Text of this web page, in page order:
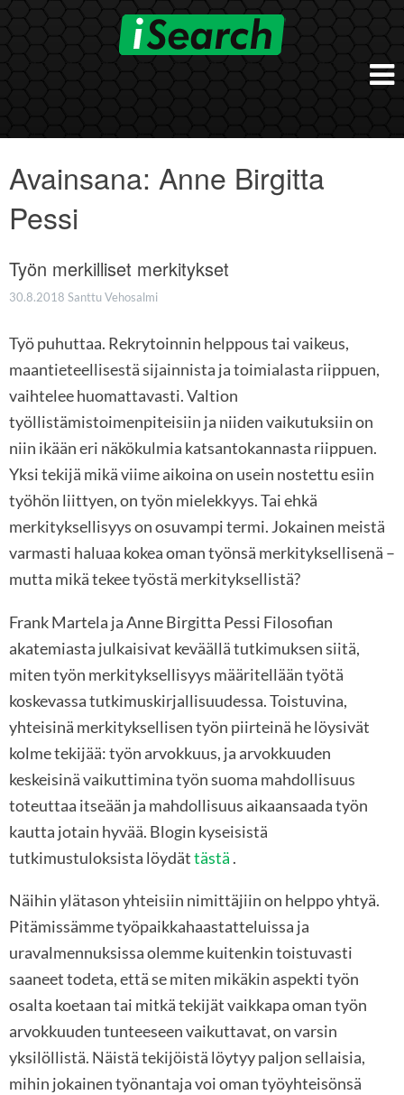
Skip
iSearch Direct
iSearch Superior
Räätälöidyt hakupalvelut
Konsultointi
iSearch HR ja HRD kumppanuuspalvelut
Ihmiset
In English
Avainsana: Anne Birgitta
Pessi
Työn merkilliset merkitykset
30.8.2018 Santtu Vehosalmi
Työ puhuttaa. Rekrytoinnin helppous tai vaikeus,
maantieteellisestä sijainnista ja toimialasta riippuen,
vaihtelee huomattavasti. Valtion
työllistämistoimenpiteisiin ja niiden vaikutuksiin on
niin ikään eri näkökulmia katsantokannasta riippuen.
Yksi tekijä mikä viime aikoina on usein nostettu esiin
työhön liittyen, on työn mielekkyys. Tai ehkä
merkityksellisyys on osuvampi termi. Jokainen meistä
varmasti haluaa kokea oman työnsä merkityksellisenä –
mutta mikä tekee työstä merkityksellistä?
Frank Martela ja Anne Birgitta Pessi Filosofian
akatemiasta julkaisivat keväällä tutkimuksen siitä,
miten työn merkityksellisyys määritellään työtä
koskevassa tutkimuskirjallisuudessa. Toistuvina,
yhteisinä merkityksellisen työn piirteinä he löysivät
kolme tekijää: työn arvokkuus, ja arvokkuuden
keskeisinä vaikuttimina työn suoma mahdollisuus
toteuttaa itseään ja mahdollisuus aikaansaada työn
kautta jotain hyvää. Blogin kyseisistä
tutkimustuloksista löydättästä .
Näihin ylätason yhteisiin nimittäjiin on helppo yhtyä.
Pitämissämme työpaikkahaastatteluissa ja
uravalmennuksissa olemme kuitenkin toistuvasti
saaneet todeta, että se miten mikäkin aspekti työn
osalta koetaan tai mitkä tekijät vaikkapa oman työn
arvokkuuden tunteeseen vaikuttavat, on varsin
yksilöllistä. Näistä tekijöistä löytyy paljon sellaisia,
mihin jokainen työnantaja voi oman työyhteisönsä